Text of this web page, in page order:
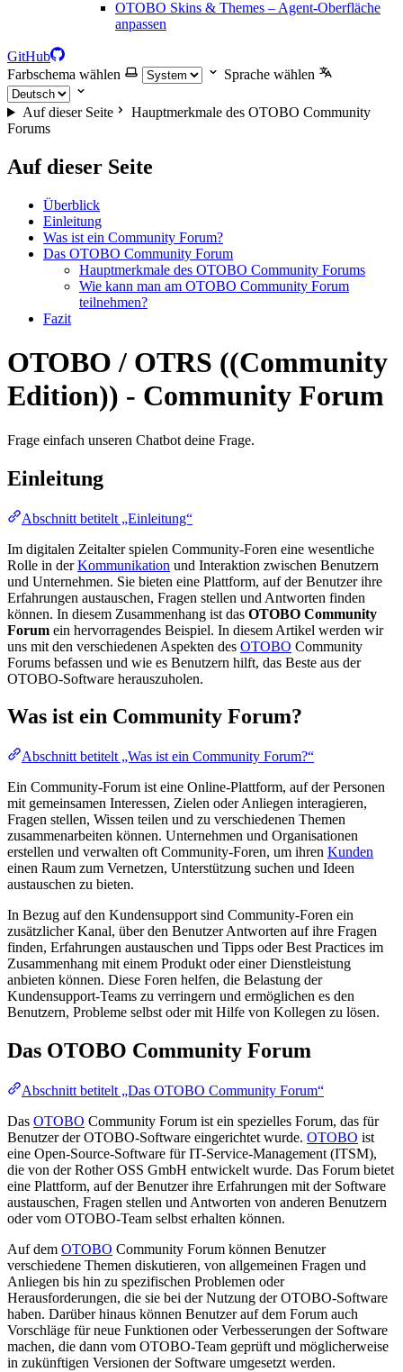
OTOBO Skins & Themes – Agent-Oberfläche
anpassen
GitHub
Farbschema wählen
Sprache wählen
Auf dieser Seite
Hauptmerkmale des OTOBO Community
Forums
Auf dieser Seite
Überblick
Einleitung
Was ist ein Community Forum?
Das OTOBO Community Forum
Hauptmerkmale des OTOBO Community Forums
Wie kann man am OTOBO Community Forum
teilnehmen?
Fazit
OTOBO / OTRS ((Community
Edition)) - Community Forum
Frage einfach unseren Chatbot deine Frage.
Einleitung
Abschnitt betitelt „Einleitung“
Im digitalen Zeitalter spielen Community-Foren eine wesentliche
Rolle in derKommunikation und Interaktion zwischen Benutzern
und Unternehmen. Sie bieten eine Plattform, auf der Benutzer ihre
Erfahrungen austauschen, Fragen stellen und Antworten finden
können. In diesem Zusammenhang ist das OTOBO Community
Forum ein hervorragendes Beispiel. In diesem Artikel werden wir
uns mit den verschiedenen Aspekten des OTOBO Community
Forums befassen und wie es Benutzern hilft, das Beste aus der
OTOBO-Software herauszuholen.
Was ist ein Community Forum?
Abschnitt betitelt „Was ist ein Community Forum?“
Ein Community-Forum ist eine Online-Plattform, auf der Personen
mit gemeinsamen Interessen, Zielen oder Anliegen interagieren,
Fragen stellen, Wissen teilen und zu verschiedenen Themen
zusammenarbeiten können. Unternehmen und Organisationen
erstellen und verwalten oft Community-Foren, um ihren Kunden
einen Raum zum Vernetzen, Unterstützung suchen und Ideen
austauschen zu bieten.
In Bezug auf den Kundensupport sind Community-Foren ein
zusätzlicher Kanal, über den Benutzer Antworten auf ihre Fragen
finden, Erfahrungen austauschen und Tipps oder Best Practices im
Zusammenhang mit einem Produkt oder einer Dienstleistung
anbieten können. Diese Foren helfen, die Belastung der
Kundensupport-Teams zu verringern und ermöglichen es den
Benutzern, Probleme selbst oder mit Hilfe von Kollegen zu lösen.
Das OTOBO Community Forum
Abschnitt betitelt „Das OTOBO Community Forum“
Das OTOBO Community Forum ist ein spezielles Forum, das für
Benutzer der OTOBO-Software eingerichtet wurde. OTOBO ist
eine Open-Source-Software für IT-Service-Management (ITSM),
die von der Rother OSS GmbH entwickelt wurde. Das Forum bietet
eine Plattform, auf der Benutzer ihre Erfahrungen mit der Software
austauschen, Fragen stellen und Antworten von anderen Benutzern
oder vom OTOBO-Team selbst erhalten können.
Auf dem OTOBO Community Forum können Benutzer
verschiedene Themen diskutieren, von allgemeinen Fragen und
Anliegen bis hin zu spezifischen Problemen oder
Herausforderungen, die sie bei der Nutzung der OTOBO-Software
haben. Darüber hinaus können Benutzer auf dem Forum auch
Vorschläge für neue Funktionen oder Verbesserungen der Software
machen, die dann vom OTOBO-Team geprüft und möglicherweise
in zukünftigen Versionen der Software umgesetzt werden.